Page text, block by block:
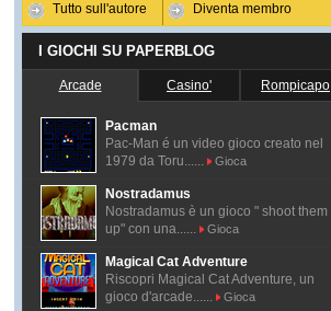
Tutto sull'autore Diventa membro
I GIOCHI SU PAPERBLOG
Arcade Casino' Rompicapo
Pacman
Pac-Man é un video gioco creato nel
1979 da Toru......
Gioca
Nostradamus
Nostradamus è un gioco " shoot them
up" con una......
Gioca
Magical Cat Adventure
Riscopri Magical Cat Adventure, un
gioco d'arcade......
Gioca